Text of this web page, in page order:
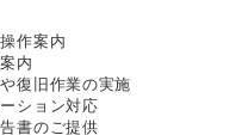
作案内
内
復旧作業の実施
ション対応
書のご提供